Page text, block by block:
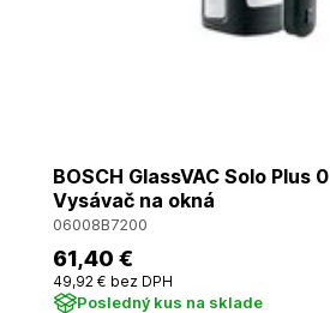
BOSCH GlassVAC Solo Plus
Vysávač na okná
06008B7200
61,40 €
49,92 € bez DPH
Posledný kus na sklade